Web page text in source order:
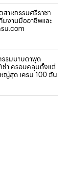
าหกรรมศรีราชา
มงานมืออาชีพและ
รน.com
รรมมาบตาพุด
เช่า ครอบคลุมตั้งแต่
ญ่สุด เครน 100 ตัน